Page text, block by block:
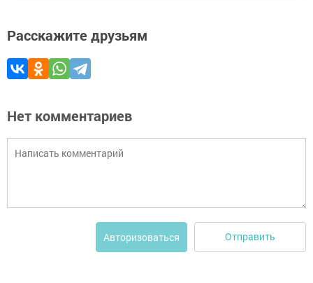
Расскажите друзьям
Нет комментариев
Авторизоваться Отправить